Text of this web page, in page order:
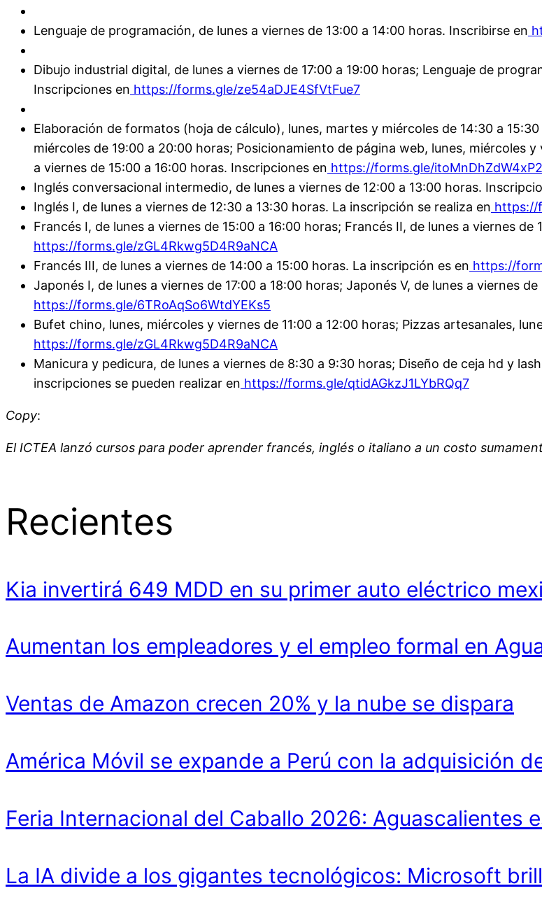
Lenguaje de programación, de lunes a viernes de 13:00 a 14:00 horas. Inscribirse en
Dibujo industrial digital, de lunes a viernes de 17:00 a 19:00 horas; Lenguaje de
Inscripciones en https://forms.gle/ze54aDJE4SfVtFue7
Elaboración de formatos (hoja de cálculo), lunes, martes y miércoles de 14:30 a
miércoles de 19:00 a 20:00 horas; Posicionamiento de página web, lunes, miércoles
a viernes de 15:00 a 16:00 horas. Inscripciones en https://forms.gle/
Inglés conversacional intermedio, de lunes a viernes de 12:00 a 13:00 horas.
Inglés I, de lunes a viernes de 12:30 a 13:30 horas. La inscripción se realiza en https://
Francés I, de lunes a viernes de 15:00 a 16:00 horas; Francés II, de lunes a viernes
https://forms.gle/zGL4Rkwg5D4R9aNCA
Francés III, de lunes a viernes de 14:00 a 15:00 horas. La inscripción es en https://
Japonés I, de lunes a viernes de 17:00 a 18:00 horas; Japonés V, de lunes a viernes
https://forms.gle/6TRoAqSo6WtdYEKs5
Bufet chino, lunes, miércoles y viernes de 11:00 a 12:00 horas; Pizzas artesanales,
https://forms.gle/zGL4Rkwg5D4R9aNCA
Manicura y pedicura, de lunes a viernes de 8:30 a 9:30 horas; Diseño de ceja hd y
inscripciones se pueden realizar en https://forms.gle/qtidAGkzJ1LYbRQq7
Copy:
El ICTEA lanzó cursos para poder aprender francés, inglés o italiano a un costo
Recientes
Kia invertirá 649 MDD en su primer auto eléctrico
Aumentan los empleadores y el empleo formal en
Ventas de Amazon crecen 20% y la nube se dispara
América Móvil se expande a Perú con la adquisición
Feria Internacional del Caballo 2026: Aguascalientes
La IA divide a los gigantes tecnológicos: Microsoft